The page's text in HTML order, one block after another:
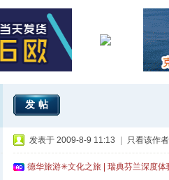
发帖
发表于 2009-8-9 11:13 只看该作者
德华旅游✳文化之旅 | 瑞典芬兰深度